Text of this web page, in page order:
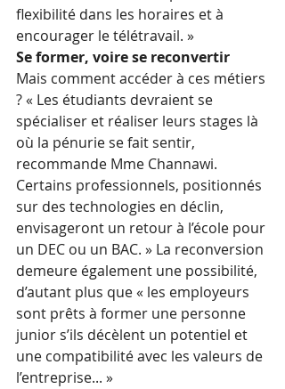
flexibilité dans les horaires et à
encourager le télétravail. »
Se former, voire se reconvertir
Mais comment accéder à ces métiers
? « Les étudiants devraient se
spécialiser et réaliser leurs stages là
où la pénurie se fait sentir,
recommande Mme Channawi.
Certains professionnels, positionnés
sur des technologies en déclin,
envisageront un retour à l’école pour
un DEC ou un BAC. » La reconversion
demeure également une possibilité,
d’autant plus que « les employeurs
sont prêts à former une personne
junior s’ils décèlent un potentiel et
une compatibilité avec les valeurs de
l’entreprise... »